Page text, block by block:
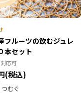
フルーツの飲むジュレ
本セット
応可
(税込)
つむぐ